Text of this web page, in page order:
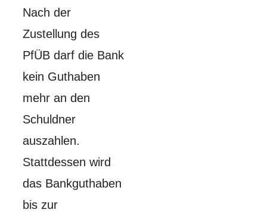
Nach der
Zustellung des
PfÜB darf die Bank
kein Guthaben
mehr an den
Schuldner
auszahlen.
Stattdessen wird
das Bankguthaben
bis zur